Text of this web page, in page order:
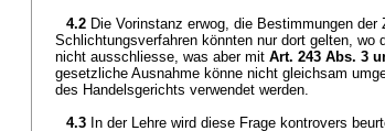
4.2 Die Vorinstanz erwog, die Bestimmungen
Schlichtungsverfahren könnten nur dort gelten,
nicht ausschliesse, was aber mit Art. 243 Abs. 3
gesetzliche Ausnahme könne nicht gleichsam
des Handelsgerichts verwendet werden.
4.3 In der Lehre wird diese Frage kontrovers